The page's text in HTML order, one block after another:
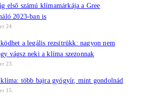
első számú klímamárkája a Gree
2023-ban is
24.
a legális rezsitrükk: nagyon nem
vágsz neki a klíma szezonnak
23.
klíma: több bajra gyógyír, mint gondolnád
15.